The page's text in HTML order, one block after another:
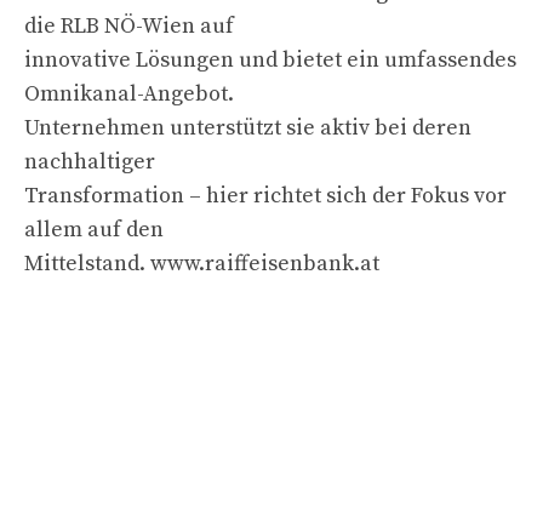
die RLB NÖ-Wien auf
innovative Lösungen und bietet ein umfassendes
Omnikanal-Angebot.
Unternehmen unterstützt sie aktiv bei deren
nachhaltiger
Transformation – hier richtet sich der Fokus vor
allem auf den
Mittelstand. www.raiffeisenbank.at